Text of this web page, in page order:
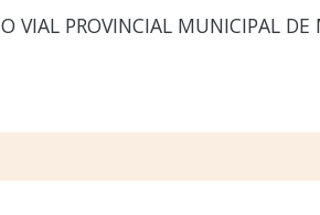
VIAL PROVINCIAL MUNICIPAL DE